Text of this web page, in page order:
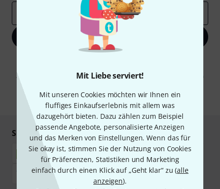
Mit Liebe serviert!
Mit unseren Cookies möchten wir Ihnen ein
fluffiges Einkaufserlebnis mit allem was
dazugehört bieten. Dazu zählen zum Beispiel
passende Angebote, personalisierte Anzeigen
und das Merken von Einstellungen. Wenn das für
Sie okay ist, stimmen Sie der Nutzung von Cookies
für Präferenzen, Statistiken und Marketing
einfach durch einen Klick auf „Geht klar“ zu (alle
anzeigen).
Jetzt anmelden
Abmeldung ist jederzeit möglich. Weitere Informationen finden Sie in
* Pflichtfeld
Sicher einkaufen & bezahlen